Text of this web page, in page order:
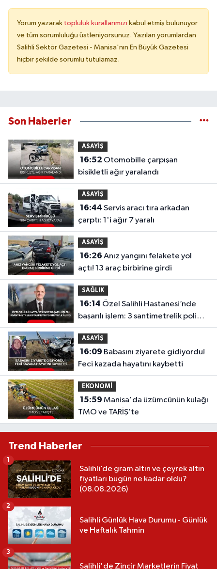
Yorum yazarak topluluk kurallarımızı kabul etmiş bulunuyor
ve tüm sorumluluğu üstleniyorsunuz. Yazılan yorumlardan
Salihli Sektör Gazetesi - Manisa'nın En Büyük Gazetesi
hiçbir şekilde sorumlu tutulamaz.
Son Haberler
ASAYİŞ
16:52
bisikletli ağır yaralandı
ASAYİŞ
16:44
çarptı: 1'i ağır 7 yaralı
ASAYİŞ
16:26
açtı! 13 araç birbirine girdi
SAĞLIK
16:14
başarılı işlem: 3 santimetrelik polip
EMR yöntemiyle alındı
ASAYİŞ
16:09
Feci kazada hayatını kaybetti
EKONOMİ
15:59
TMO ve TARİŞ’te
Trend Haberler
Salihli’de gram altın ve çeyrek altın
fiyatları bugün ne kadar oldu?
(08.08.2026)
1
Salihli Günlük Hava Durumu - Günlük
ve Haftalık Tahmin
2
Salihli'de Zincir Marketlerin Fiyat
3